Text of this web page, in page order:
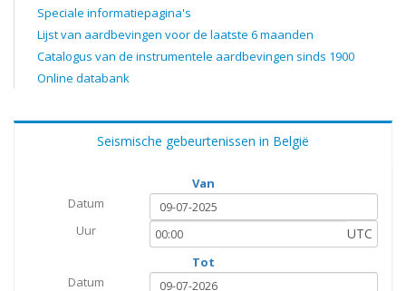
Speciale informatiepagina's
Lijst van aardbevingen voor de laatste 6 maanden
Catalogus van de instrumentele aardbevingen sinds 1900
Online databank
Seismische gebeurtenissen in België
Van
Datum
Uur
UTC
Tot
Datum